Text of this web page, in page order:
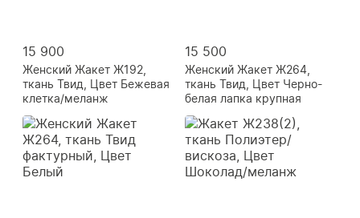
15 900
Женский Жакет Ж192,
ткань Твид, Цвет Бежевая
клетка/меланж
15 500
Женский Жакет Ж264,
ткань Твид, Цвет Черно-
белая лапка крупная